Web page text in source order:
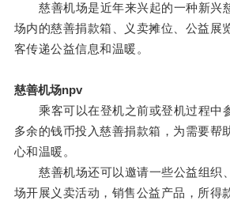
慈善机场是近年来兴起的一种新兴
场内的慈善捐款箱、义卖摊位、公益展
客传递公益信息和温暖。
慈善机场npv
乘客可以在登机之前或登机过程中
多余的钱币投入慈善捐款箱，为需要帮
心和温暖。
慈善机场还可以邀请一些公益组织
场开展义卖活动，销售公益产品，所得